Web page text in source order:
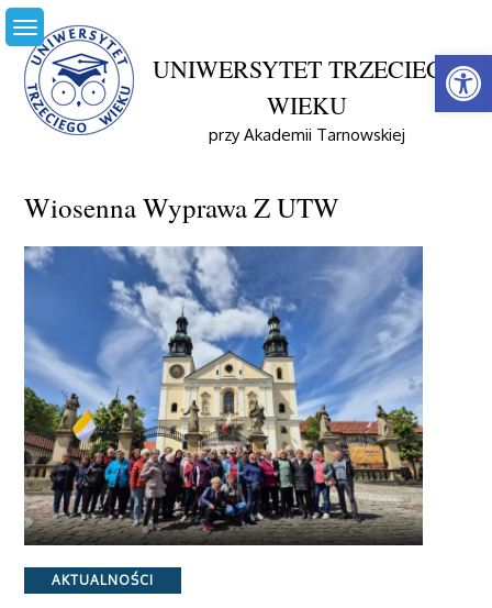
Skip
to
content
UNIWERSYTET TRZECIEGO
WIEKU
przy Akademii Tarnowskiej
Wiosenna Wyprawa Z UTW
Wiosenna Wyprawa Z UTW
Categories
AKTUALNOŚCI